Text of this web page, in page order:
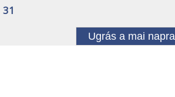
31
Ugrás a mai napra